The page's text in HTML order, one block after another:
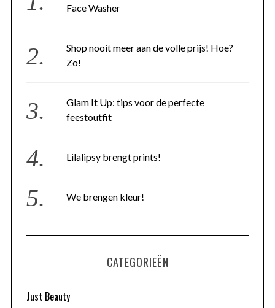
Face Washer
Shop nooit meer aan de volle prijs! Hoe?
Zo!
Glam It Up: tips voor de perfecte
feestoutfit
Lilalipsy brengt prints!
We brengen kleur!
CATEGORIEËN
Just Beauty